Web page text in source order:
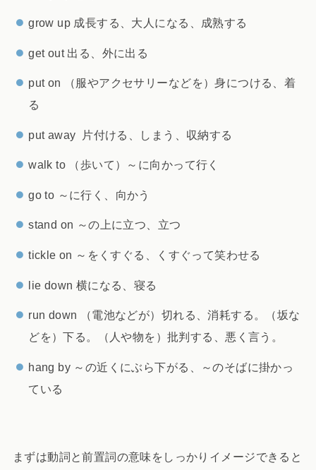
grow up 成長する、大人になる、成熟する
get out 出る、外に出る
put on （服やアクセサリーなどを）身につける、着
る
put away 片付ける、しまう、収納する
walk to （歩いて）～に向かって行く
go to ～に行く、向かう
stand on ～の上に立つ、立つ
tickle on ～をくすぐる、くすぐって笑わせる
lie down 横になる、寝る
run down （電池などが）切れる、消耗する。（坂な
どを）下る。（人や物を）批判する、悪く言う。
hang by ～の近くにぶら下がる、～のそばに掛かっ
ている
まずは動詞と前置詞の意味をしっかりイメージできると